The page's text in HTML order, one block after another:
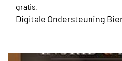
gratis.
Digitale Ondersteuning